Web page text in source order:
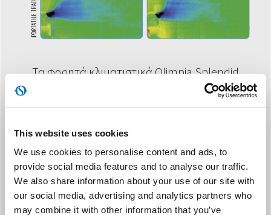
This website uses cookies
We use cookies to personalise content and ads, to
provide social media features and to analyse our traffic.
We also share information about your use of our site with
our social media, advertising and analytics partners who
may combine it with other information that you’ve
Τα φορητά κλιματιστικά Olimpia Splendid
χρησιμοποιούν τεχνολογία μονομπλόκ όπου
όλα τα εξαρτήματα του κύκλου ψύξης είναι
πρέπει να συνδέεται με τον έξω χώρο μέσω του
ειδικού εύκαμπτου σωλήνα μήκους 1,5 μ. που
παρέχεται μαζί με το κλιματιστικό.
*εσωτερικοί εργαστηριακοί έλεγχοι στην παραδοσιακή σειρά